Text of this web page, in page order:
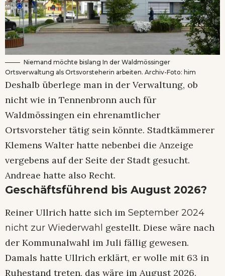
Niemand möchte bislang In der Waldmössinger
Ortsverwaltung als Ortsvorsteherin arbeiten. Archiv-Foto: him
Deshalb überlege man in der Verwaltung, ob
nicht wie in Tennenbronn auch für
Waldmössingen ein ehrenamtlicher
Ortsvorsteher tätig sein könnte. Stadtkämmerer
Klemens Walter hatte nebenbei die Anzeige
vergebens auf der Seite der Stadt gesucht.
Andreae hatte also Recht.
Geschäftsführend bis August 2026?
Reiner Ullrich hatte sich im September 2024
nicht zur Wiederwahl gestellt. Diese wäre nach
der Kommunalwahl im Juli fällig gewesen.
Damals hatte Ullrich erklärt, er wolle mit 63 in
Ruhestand treten, das wäre im August 2026.